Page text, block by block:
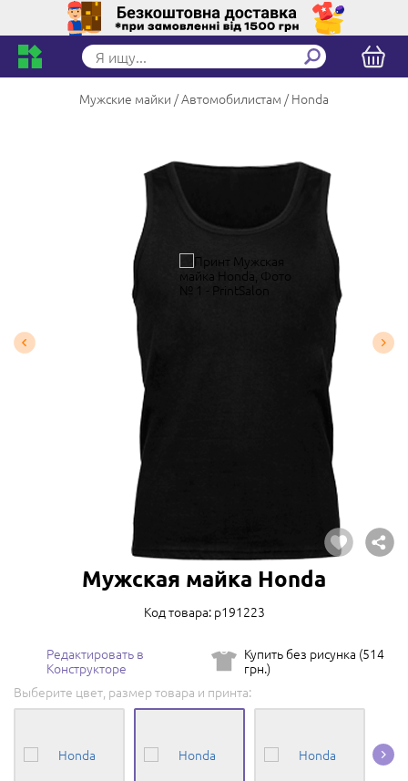
Мужские майки Автомобилистам Honda
Мужская майка Honda
Код товара: p191223
Редактировать в
Конструкторе
Купить без рисунка (514
грн.)
Выберите цвет, размер товара и принта: